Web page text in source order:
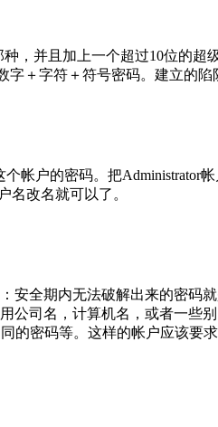
，并且加上一个超过10位的
＋字符＋符号密码。建立的陷
帐户的密码。把Administrator
名改名就可以了。
全期内无法破解出来的密码
司名，计算机名，或者一些
的密码等。这样的帐户应该